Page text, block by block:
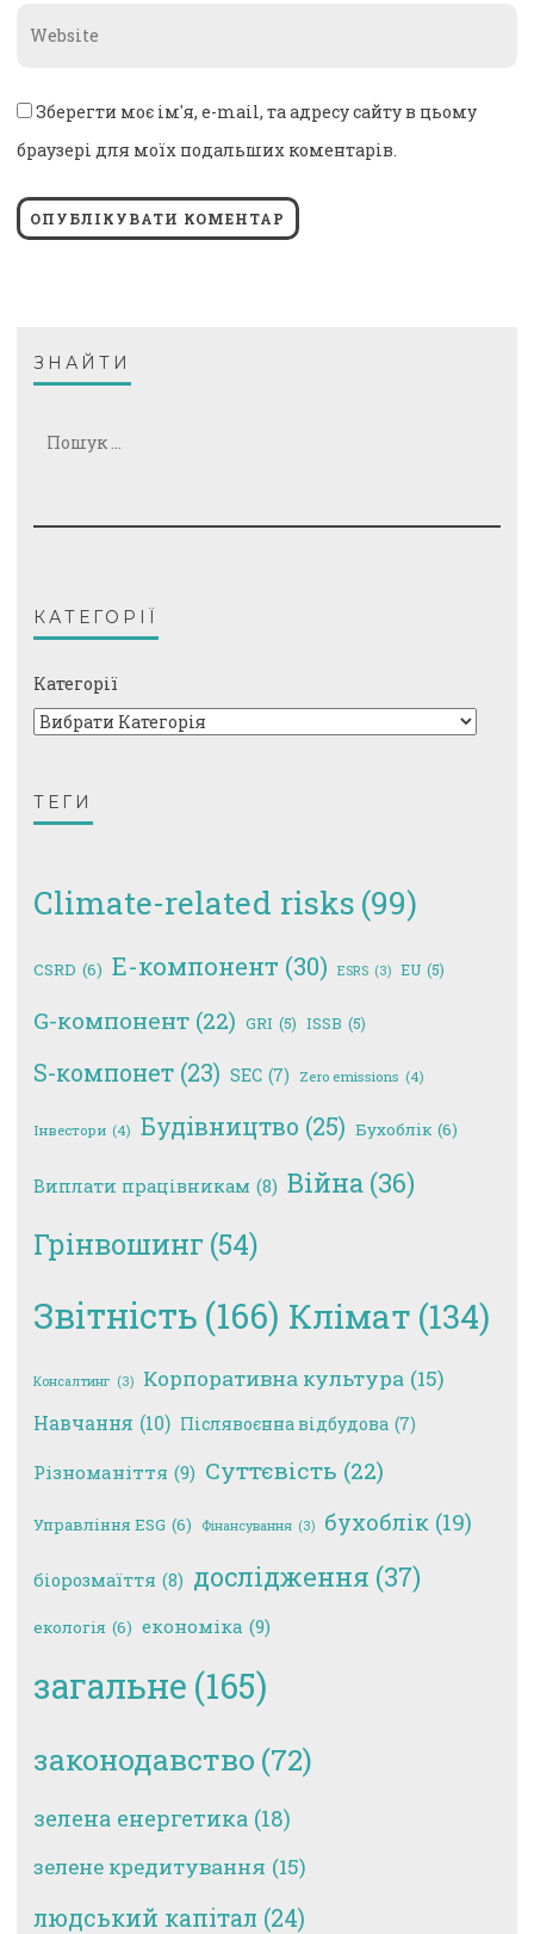
Зберегти моє ім'я, e-mail, та адресу сайту в цьому
браузері для моїх подальших коментарів.
ЗНАЙТИ
КАТЕГОРІЇ
Категорії
ТЕГИ
Climate-related risks (99)
CSRD (6) E-компонент (30) ESRS (3) EU (5)
G-компонент (22) GRI (5) ISSB (5)
S-компонет (23) SEC (7) Zero emissions (4)
Інвестори (4) Будівництво (25) Бухоблік (6)
Виплати працівникам (8) Війна (36)
Грінвошинг (54)
Звітність (166) Клімат (134)
Консалтинг (3) Корпоративна культура (15)
Навчання (10) Післявоєнна відбудова (7)
Різноманіття (9) Суттєвість (22)
Управління ESG (6) Фінансування (3) бухоблік (19)
біорозмаїття (8) дослідження (37)
екологія (6) економіка (9)
загальне (165)
законодавство (72)
зелена енергетика (18)
зелене кредитування (15)
людський капітал (24)